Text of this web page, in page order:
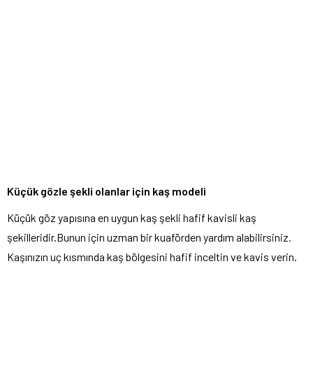
Küçük gözle şekli olanlar için kaş modeli
Küçük göz yapısına en uygun kaş şekli hafif kavisli kaş
şekilleridir.Bunun için uzman bir kuaförden yardım alabilirsiniz.
Kaşınızın uç kısmında kaş bölgesini hafif inceltin ve kavis verin.